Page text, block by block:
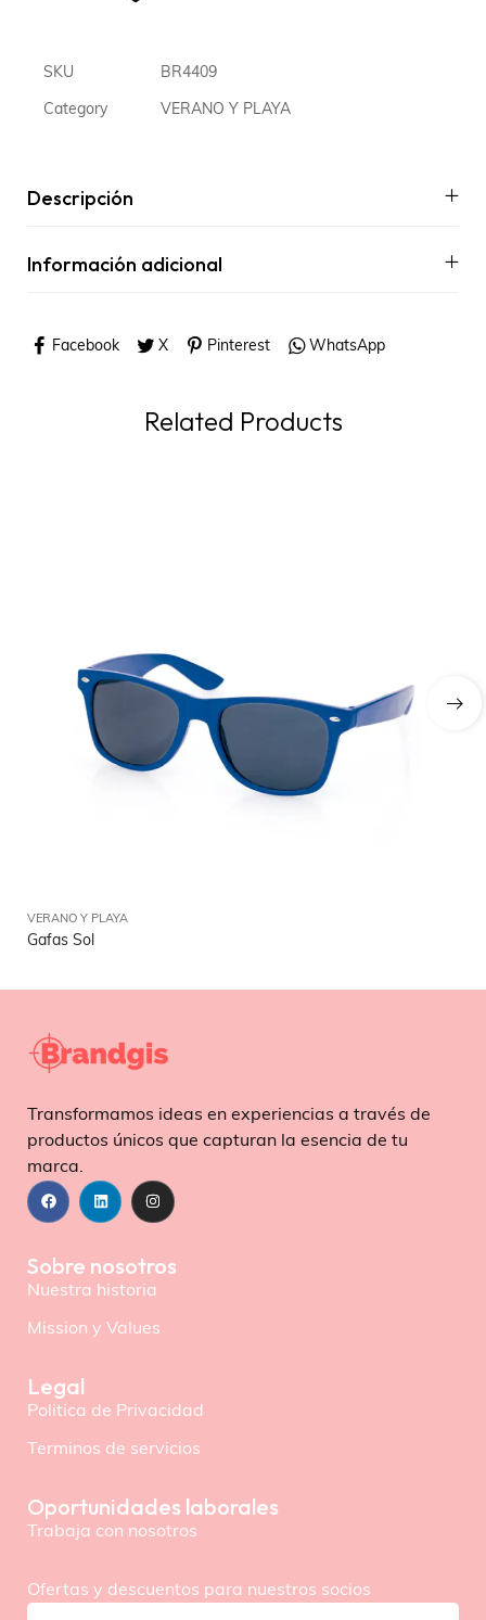
SKU BR4409
Category VERANO Y PLAYA
Descripción
Información adicional
Facebook X Pinterest WhatsApp
Related Products
VERANO Y PLAYA
Gafas Sol
Transformamos ideas en experiencias a través de
productos únicos que capturan la esencia de tu
marca.
Sobre nosotros
Nuestra historia
Mission y Values
Legal
Politica de Privacidad
Terminos de servicios
Oportunidades laborales
Trabaja con nosotros
Ofertas y descuentos para nuestros socios